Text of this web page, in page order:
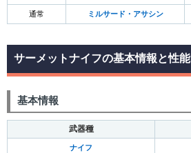
通常 ミルサード・アサシン
サーメットナイフの基本情報と性能
基本情報
武器種
ナイフ